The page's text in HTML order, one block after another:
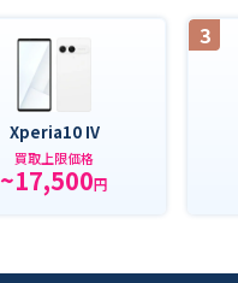
Xperia10 IV
買取上限価格
~17,500円
3